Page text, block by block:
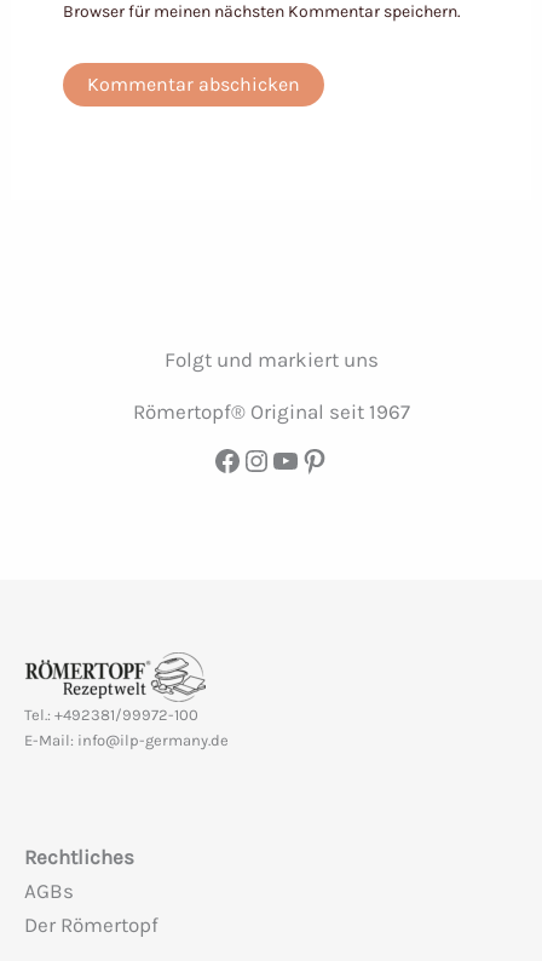
Browser für meinen nächsten Kommentar speichern.
Folgt und markiert uns
Römertopf® Original seit 1967
Facebook
Instagram
YouTube
Pinterest
Tel.: +492381/99972-100
E-Mail: info@ilp-germany.de
Rechtliches
AGBs
Der Römertopf